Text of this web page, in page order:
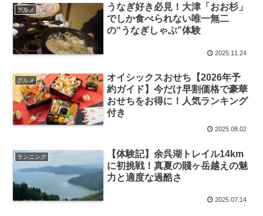
グルメ
うなぎ好き必見！大津「おお杉」
でしか食べられない唯一無二
の“うなぎしゃぶ”体験
2025.11.24
グルメ
オイシックスおせち【2026年予
約ガイド】今だけ早割価格で豪華
おせちをお得に！人気ランキング
付き
2025.08.02
ランニング
【体験記】余呉湖トレイル14km
に初挑戦！真夏の賤ヶ岳越えの魅
力と適度な過酷さ
2025.07.14